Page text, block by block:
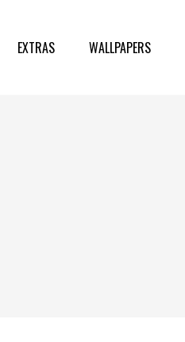
EXTRAS WALLPAPERS